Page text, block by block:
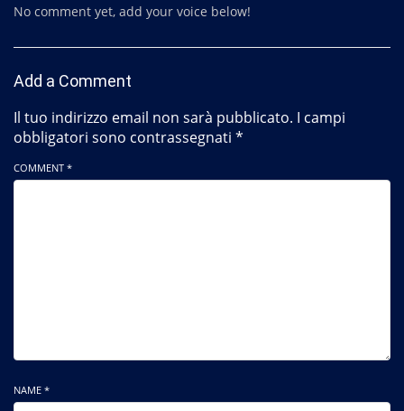
No comment yet, add your voice below!
Add a Comment
Il tuo indirizzo email non sarà pubblicato. I campi
obbligatori sono contrassegnati *
COMMENT *
NAME *